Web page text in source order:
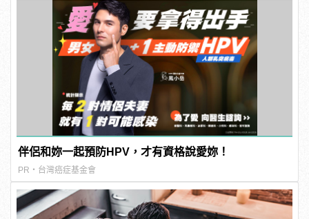
伴侶和妳一起預防HPV，才有資格說愛妳！
PR・台灣癌症基金會